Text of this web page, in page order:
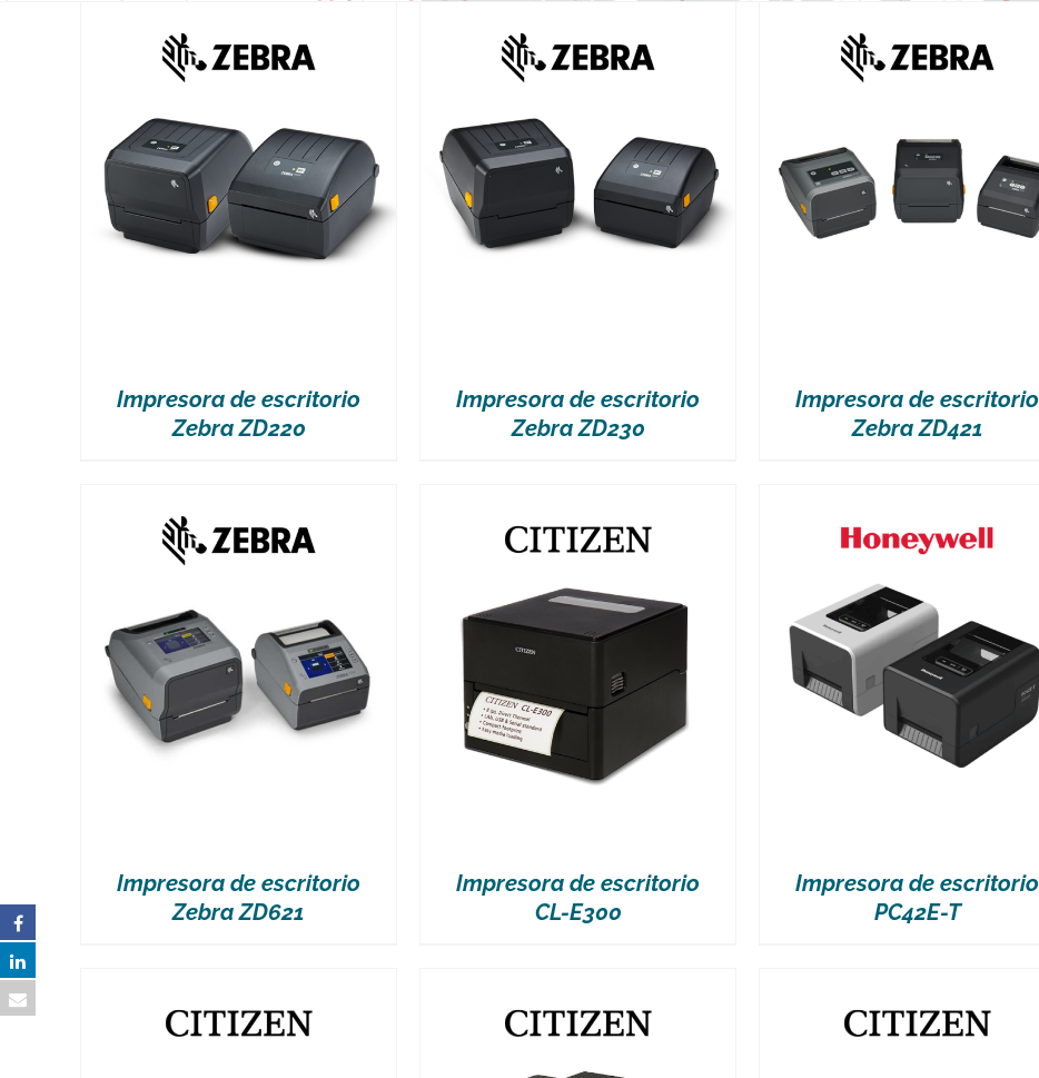
Impresora de escritorio
Zebra ZD220
VER MÁS
Impresora de escritorio
Zebra ZD230
VER MÁS
Impresora de escritorio
Zebra ZD421
VER MÁS
Impresora de escritorio
Zebra ZD621
VER MÁS
Impresora de escritorio
CL-E300
VER MÁS
Impresora de escritorio
PC42E-T
VER MÁS